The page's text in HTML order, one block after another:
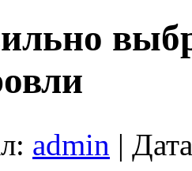
admin |